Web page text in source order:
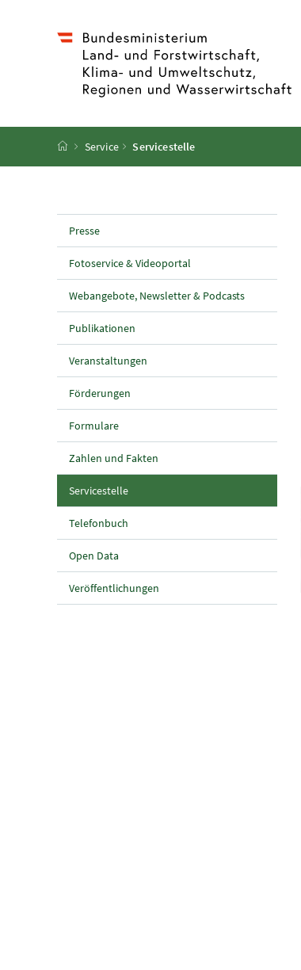
Startseite
Service Servicestelle
Presse
Fotoservice & Videoportal
Webangebote, Newsletter & Podcasts
Publikationen
Veranstaltungen
Förderungen
Formulare
Zahlen und Fakten
Servicestelle(aktuelle Seite)
Telefonbuch
Open Data
Veröffentlichungen